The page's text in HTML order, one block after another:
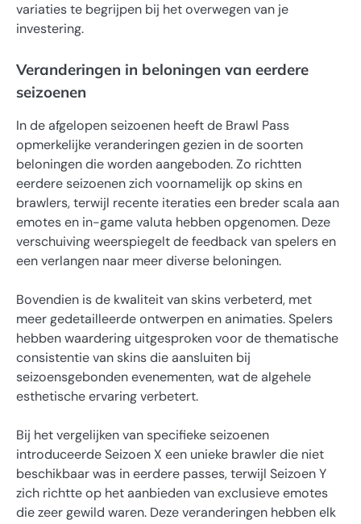
variaties te begrijpen bij het overwegen van je
investering.
Veranderingen in beloningen van eerdere
seizoenen
In de afgelopen seizoenen heeft de Brawl Pass
opmerkelijke veranderingen gezien in de soorten
beloningen die worden aangeboden. Zo richtten
eerdere seizoenen zich voornamelijk op skins en
brawlers, terwijl recente iteraties een breder scala aan
emotes en in-game valuta hebben opgenomen. Deze
verschuiving weerspiegelt de feedback van spelers en
een verlangen naar meer diverse beloningen.
Bovendien is de kwaliteit van skins verbeterd, met
meer gedetailleerde ontwerpen en animaties. Spelers
hebben waardering uitgesproken voor de thematische
consistentie van skins die aansluiten bij
seizoensgebonden evenementen, wat de algehele
esthetische ervaring verbetert.
Bij het vergelijken van specifieke seizoenen
introduceerde Seizoen X een unieke brawler die niet
beschikbaar was in eerdere passes, terwijl Seizoen Y
zich richtte op het aanbieden van exclusieve emotes
die zeer gewild waren. Deze veranderingen hebben elk